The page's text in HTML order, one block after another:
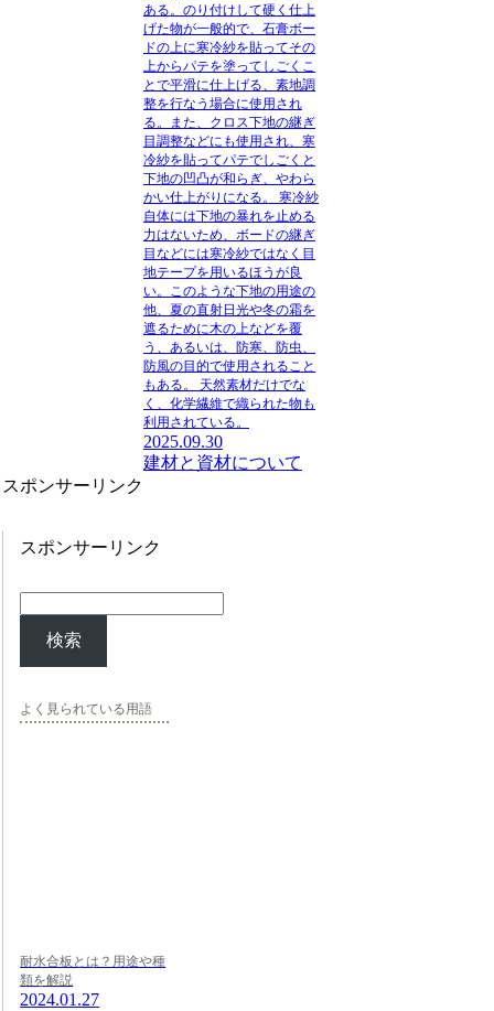
ある。のり付けして硬く仕上
げた物が一般的で、石膏ボー
ドの上に寒冷紗を貼ってその
上からパテを塗ってしごくこ
とで平滑に仕上げる、素地調
整を行なう場合に使用され
る。また、クロス下地の継ぎ
目調整などにも使用され、寒
冷紗を貼ってパテでしごくと
下地の凹凸が和らぎ、やわら
かい仕上がりになる。 寒冷紗
自体には下地の暴れを止める
力はないため、ボードの継ぎ
目などには寒冷紗ではなく目
地テープを用いるほうが良
い。 このよう な下地の用途の
他、夏の直射日光や冬の霜を
遮るために木の上などを覆
う、あるいは、防寒、防虫、
防風の目的で使用されること
もある。
天然素材だけでな
く、化学繊維で織られた物も
利用されている。
2025.09.30
建材と資材について
スポンサーリンク
スポンサーリンク
検索
よく見られている用語
耐水合板とは？用途や種
類を解説
2024.01.27